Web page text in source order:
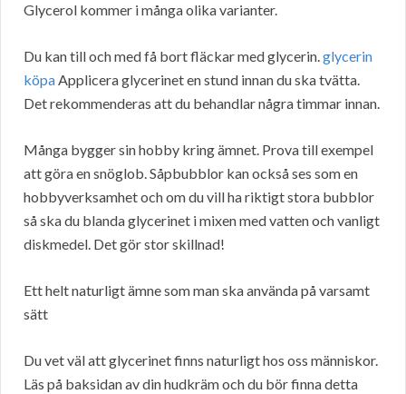
Glycerol kommer i många olika varianter.
Du kan till och med få bort fläckar med glycerin.glycerin
köpaApplicera glycerinet en stund innan du ska tvätta.
Det rekommenderas att du behandlar några timmar innan.
Många bygger sin hobby kring ämnet. Prova till exempel
att göra en snöglob. Såpbubblor kan också ses som en
hobbyverksamhet och om du vill ha riktigt stora bubblor
så ska du blanda glycerinet i mixen med vatten och vanligt
diskmedel. Det gör stor skillnad!
Ett helt naturligt ämne som man ska använda på varsamt
sätt
Du vet väl att glycerinet finns naturligt hos oss människor.
Läs på baksidan av din hudkräm och du bör finna detta